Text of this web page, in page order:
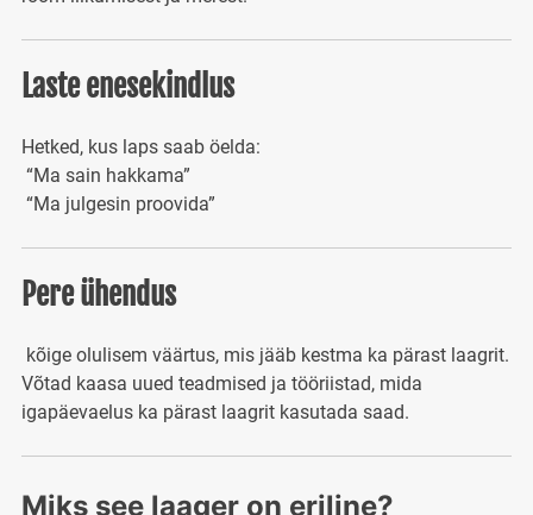
Laste enesekindlus
Hetked, kus laps saab öelda:
“Ma sain hakkama”
“Ma julgesin proovida”
Pere ühendus
kõige olulisem väärtus, mis jääb kestma ka pärast laagrit.
Võtad kaasa uued teadmised ja tööriistad, mida
igapäevaelus ka pärast laagrit kasutada saad.
Miks see laager on eriline?